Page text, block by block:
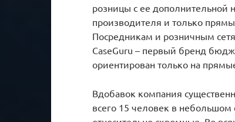
розницы с ее дополнительной
производителя и только
Посредникам и розничным
CaseGuru – первый бренд
ориентирован только на
Вдобавок компания
всего 15 человек в